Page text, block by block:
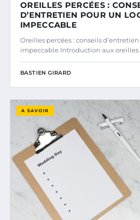
OREILLES PERCÉES :
D’ENTRETIEN POUR UN
IMPECCABLE
Oreilles percées : conseils
impeccable Introduction aux oreilles
BASTIEN GIRARD
A SAVOIR